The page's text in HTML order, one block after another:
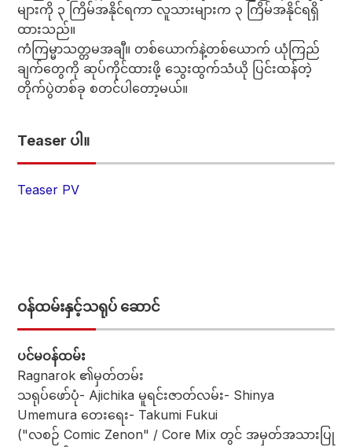
များကို ၃ ကြိမ်အနိုင်ရကာ လူသားများက ၃ ကြိမ်အနိုင်ရရှိ
ထားသည်။
ကံကြမ္မာသတ္တမအချီ။ တစ်ယောက်နဲ့တစ်ယောက် ယုံကြည်
ချက်တွေကို ဆုပ်ကိုင်ထားဖို့ သွေးထွက်သံယို ပြင်းထန်တဲ့
တိုက်ပွဲတစ်ခု စတင်ပါတော့မယ်။
Teaser ပါ။
Teaser PV
ဝန်ထမ်းနှင့်သရုပ် ဆောင်
ပင်မဝန်ထမ်း
Ragnarok ၏မှတ်တမ်း
သရုပ်ဖော်ပုံ- Ajichika မူရင်းဇာတ်လမ်း- Shinya
Umemura တေးရေး- Takumi Fukui
("လစဉ် Comic Zenon" / Core Mix တွင် အမှတ်အသားပြု